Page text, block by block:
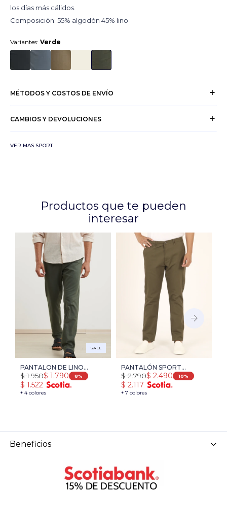
los días más cálidos.
Composición: 55% algodón 45% lino
Variantes: Verde
MÉTODOS Y COSTOS DE ENVÍO
CAMBIOS Y DEVOLUCIONES
VER MAS SPORT
Productos que te pueden
interesar
SALE
PANTALON DE LINO
HARRY - VERDE
+ 4 colores
$ 1.790
$ 1.950 8
$ 1.522
PANTALÓN SPORT
S/PINZAS HARRY - VERDE
OSCURO
+ 7 colores
$ 2.490
$ 2.790 10
$ 2.117
Beneficios